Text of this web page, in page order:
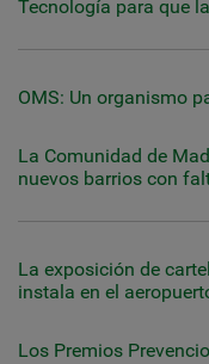
Tecnología para que
OMS: Un organismo
La Comunidad de
nuevos barrios con
La exposición de
instala en el
Los Premios